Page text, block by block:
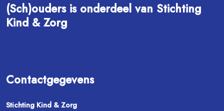
(Sch)ouders is onderdeel van Stichting
Kind & Zorg
Contactgegevens
Stichting Kind & Zorg